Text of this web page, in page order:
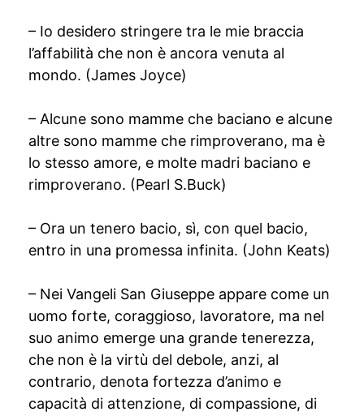
– Io desidero stringere tra le mie braccia
l’affabilità che non è ancora venuta al
mondo. (James Joyce)
– Alcune sono mamme che baciano e alcune
altre sono mamme che rimproverano, ma è
lo stesso amore, e molte madri baciano e
rimproverano. (Pearl S.Buck)
– Ora un tenero bacio, sì, con quel bacio,
entro in una promessa infinita. (John Keats)
– Nei Vangeli San Giuseppe appare come un
uomo forte, coraggioso, lavoratore, ma nel
suo animo emerge una grande tenerezza,
che non è la virtù del debole, anzi, al
contrario, denota fortezza d’animo e
capacità di attenzione, di compassione, di